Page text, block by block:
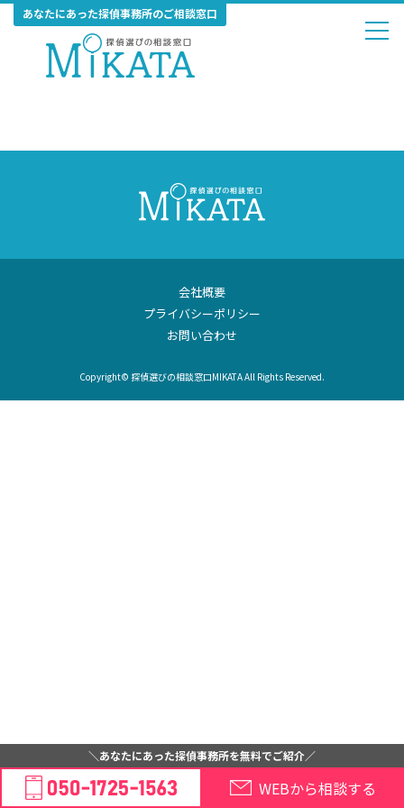
あなたにあった探偵事務所のご相談窓口
＼あなたにあった探偵事務所を無料でご紹介／
WEBから相談する
会社概要
プライバシーポリシー
お問い合わせ
Copyright© 探偵選びの相談窓口MIKATA All Rights Reserved.